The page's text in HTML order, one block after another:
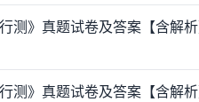
测》真题试卷及答案【含解析
测》真题试卷及答案【含解析